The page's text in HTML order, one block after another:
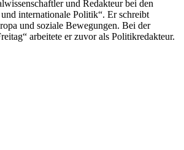
und Redakteur bei den
internationale Politik“. Er schreibt
und soziale Bewegungen. Bei der
arbeitete er zuvor als Politikredakteur.